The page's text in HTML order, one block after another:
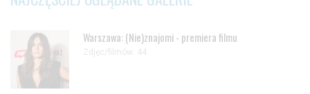
Warszawa: (Nie)znajomi - premiera filmu
Zdjęc/filmów: 44